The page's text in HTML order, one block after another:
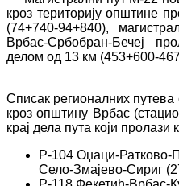
кроз територију општине
(74+740-94+840),
Врбас-Србобран-Бечеј
делом од 13 км (453+600-
Списак регионалних
кроз општину Врбас
крај дела пута који пролази
Р-104 Оџаци-Ратково-
Село-Змајево-Сириг